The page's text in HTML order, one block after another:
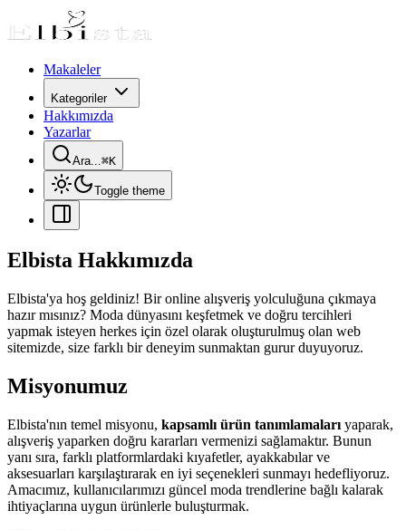
Makaleler
Kategoriler
Hakkımızda
Yazarlar
Ara...⌘K
Toggle theme
Elbista Hakkımızda
Elbista'ya hoş geldiniz! Bir online alışveriş yolculuğuna çıkmaya
hazır mısınız? Moda dünyasını keşfetmek ve doğru tercihleri
yapmak isteyen herkes için özel olarak oluşturulmuş olan web
sitemizde, size farklı bir deneyim sunmaktan gurur duyuyoruz.
Misyonumuz
Elbista'nın temel misyonu, kapsamlı ürün tanımlamaları yaparak,
alışveriş yaparken doğru kararları vermenizi sağlamaktır. Bunun
yanı sıra, farklı platformlardaki kıyafetler, ayakkabılar ve
aksesuarları karşılaştırarak en iyi seçenekleri sunmayı hedefliyoruz.
Amacımız, kullanıcılarımızı güncel moda trendlerine bağlı kalarak
ihtiyaçlarına uygun ürünlerle buluşturmak.